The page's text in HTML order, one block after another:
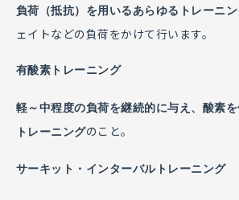
負荷（抵抗）を用いるあらゆるトレーニ
ェイトなどの負荷をかけて行います。
有酸素トレーニング
軽～中程度の負荷を継続的に与え、酸素
トレーニングのこと。
サーキット・インターバルトレーニング